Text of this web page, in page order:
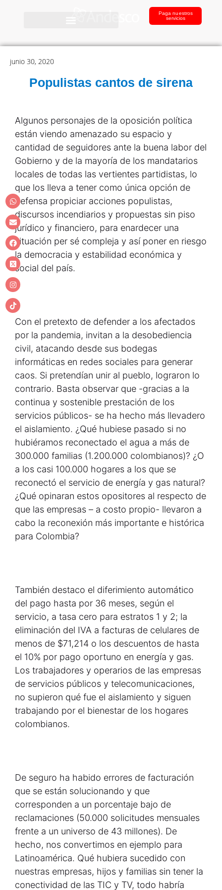
Paga nuestros
servicios
junio 30, 2020
Populistas cantos de sirena
Algunos personajes de la oposición política
están viendo amenazado su espacio y
cantidad de seguidores ante la buena labor del
Gobierno y de la mayoría de los mandatarios
locales de todas las vertientes partidistas, lo
que los lleva a tener como única opción de
defensa propiciar acciones populistas,
discursos incendiarios y propuestas sin piso
jurídico y financiero, para enardecer una
situación per sé compleja y así poner en riesgo
la democracia y estabilidad económica y
social del país.
Con el pretexto de defender a los afectados
por la pandemia, invitan a la desobediencia
civil, atacando desde sus bodegas
informáticas en redes sociales para generar
caos. Si pretendían unir al pueblo, lograron lo
contrario. Basta observar que -gracias a la
continua y sostenible prestación de los
servicios públicos- se ha hecho más llevadero
el aislamiento. ¿Qué hubiese pasado si no
hubiéramos reconectado el agua a más de
300.000 familias (1.200.000 colombianos)? ¿O
a los casi 100.000 hogares a los que se
reconectó el servicio de energía y gas natural?
¿Qué opinaran estos opositores al respecto de
que las empresas – a costo propio- llevaron a
cabo la reconexión más importante e histórica
para Colombia?
También destaco el diferimiento automático
del pago hasta por 36 meses, según el
servicio, a tasa cero para estratos 1 y 2; la
eliminación del IVA a facturas de celulares de
menos de $71,214 o los descuentos de hasta
el 10% por pago oportuno en energía y gas.
Los trabajadores y operarios de las empresas
de servicios públicos y telecomunicaciones,
no supieron qué fue el aislamiento y siguen
trabajando por el bienestar de los hogares
colombianos.
De seguro ha habido errores de facturación
que se están solucionando y que
corresponden a un porcentaje bajo de
reclamaciones (50.000 solicitudes mensuales
frente a un universo de 43 millones). De
hecho, nos convertimos en ejemplo para
Latinoamérica. Qué hubiera sucedido con
nuestras empresas, hijos y familias sin tener la
conectividad de las TIC y TV, todo habría